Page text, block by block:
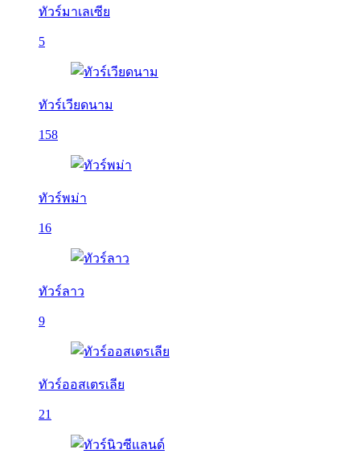
ทัวร์มาเลเซีย
5
ทัวร์เวียดนาม
158
ทัวร์พม่า
16
ทัวร์ลาว
9
ทัวร์ออสเตรเลีย
21